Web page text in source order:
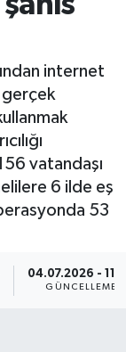
internet
gerçek
vatandaşı
6 ilde eş
53
04.07.2026 -
GÜNCELLEME